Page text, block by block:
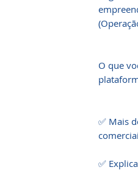
O que
✅ Mais
✅